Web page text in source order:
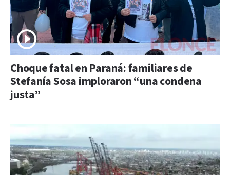
Choque fatal en Paraná: familiares de
Stefanía Sosa imploraron “una condena
justa”